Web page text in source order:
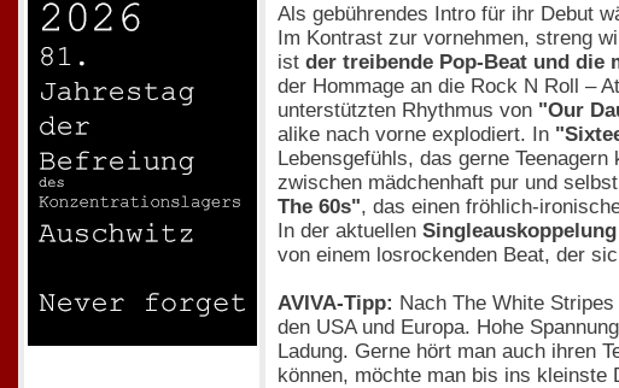
Als gebührendes Intro für ihr Debut
Im Kontrast zur vornehmen, streng
ist der treibende Pop-Beat und die
der Hommage an die Rock N Roll –
unterstützten Rhythmus von "Our
alike nach vorne explodiert. In
Lebensgefühls, das gerne
zwischen mädchenhaft pur und
The 60s", das einen fröhlich-
In der aktuellen
von einem losrockenden Beat, der
AVIVA-Tipp: Nach The White
den USA und Europa. Hohe
Ladung. Gerne hört man auch ihren
können, möchte man bis ins kleinste